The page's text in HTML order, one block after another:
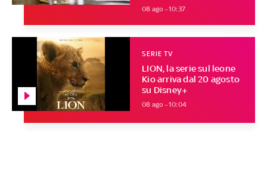
08 ago - 10:37
LION, la serie sul leone
Kio arriva dal 20 agosto
su Disney+
SERIE TV
08 ago - 10:04